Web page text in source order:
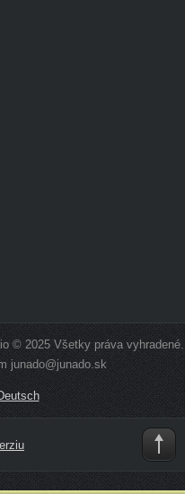
© 2025 Všetky práva vyhradené.
junado@junado.sk